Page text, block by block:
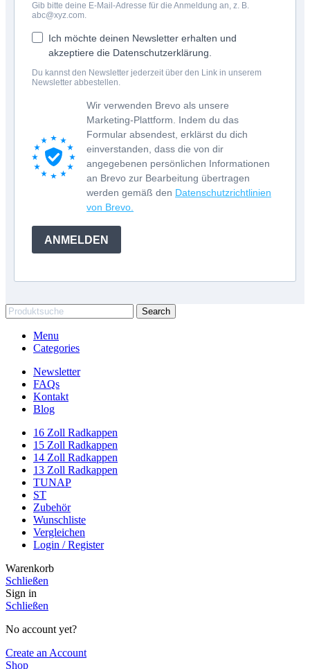
Gib bitte deine E-Mail-Adresse für die Anmeldung an, z. B.
abc@xyz.com.
Ich möchte deinen Newsletter erhalten und
akzeptiere die Datenschutzerklärung.
Du kannst den Newsletter jederzeit über den Link in unserem
Newsletter abbestellen.
Wir verwenden Brevo als unsere
Marketing-Plattform. Indem du das
Formular absendest, erklärst du dich
einverstanden, dass die von dir
angegebenen persönlichen Informationen
an Brevo zur Bearbeitung übertragen
werden gemäß den Datenschutzrichtlinien
von Brevo.
ANMELDEN
Search
Menu
Categories
Newsletter
FAQs
Kontakt
Blog
16 Zoll Radkappen
15 Zoll Radkappen
14 Zoll Radkappen
13 Zoll Radkappen
TUNAP
ST
Zubehör
Wunschliste
Vergleichen
Login / Register
Warenkorb
Schließen
Sign in
Schließen
No account yet?
Create an Account
Shop